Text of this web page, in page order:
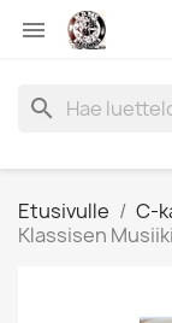

search
Etusivulle C-
Klassisen